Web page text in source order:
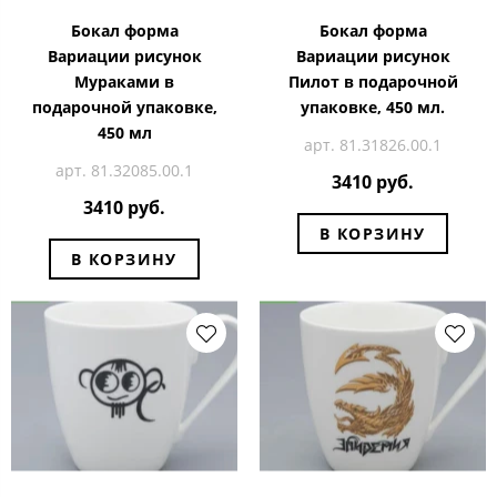
Бокал форма
Вариации рисунок
Мураками в
подарочной упаковке,
450 мл
арт. 81.32085.00.1
3410 руб.
В КОРЗИНУ
Бокал форма
Вариации рисунок
Пилот в подарочной
упаковке, 450 мл.
арт. 81.31826.00.1
3410 руб.
В КОРЗИНУ